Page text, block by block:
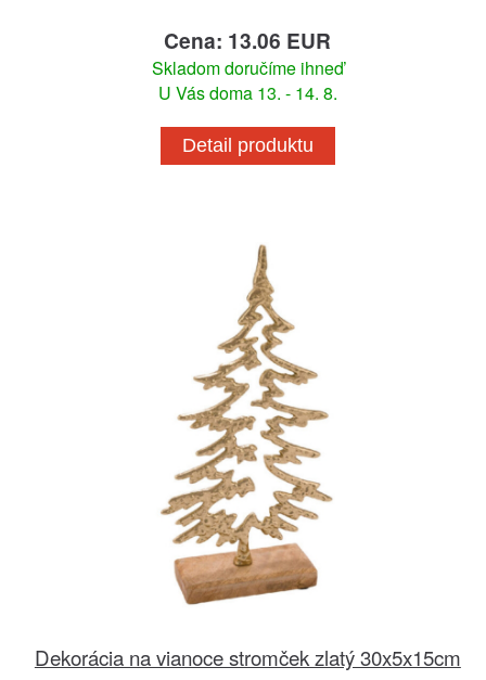
Cena: 13.06 EUR
Skladom doručíme ihneď
U Vás doma 13. - 14. 8.
Detail produktu
Dekorácia na vianoce stromček zlatý 30x5x15cm